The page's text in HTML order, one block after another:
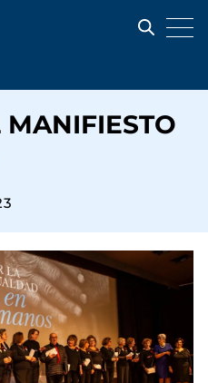
MANIFIESTO